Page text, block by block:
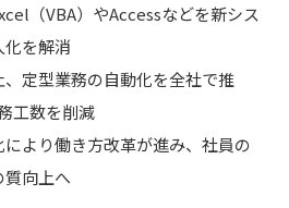
（VBA）やAccessなどを新シス
を解消
、定型業務の自動化を全社で推
工数を削減
により働き方改革が進み、社員の
向上へ